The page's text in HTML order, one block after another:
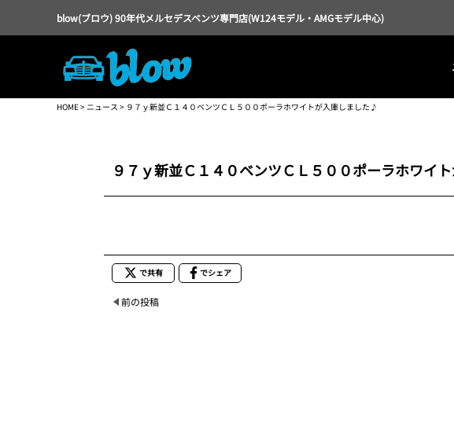
blow(ブロウ) 90年代メルセデスベンツ専門店(W124モデル・AMGモデル中心)
HOME> ニュース > ９７ｙ新並Ｃ１４０ベンツＣＬ５００ポーラホワイトが入庫しました♪
９７ｙ新並Ｃ１４０ベンツＣＬ５００ポーラホワイ
で共有 でシェア
前の投稿